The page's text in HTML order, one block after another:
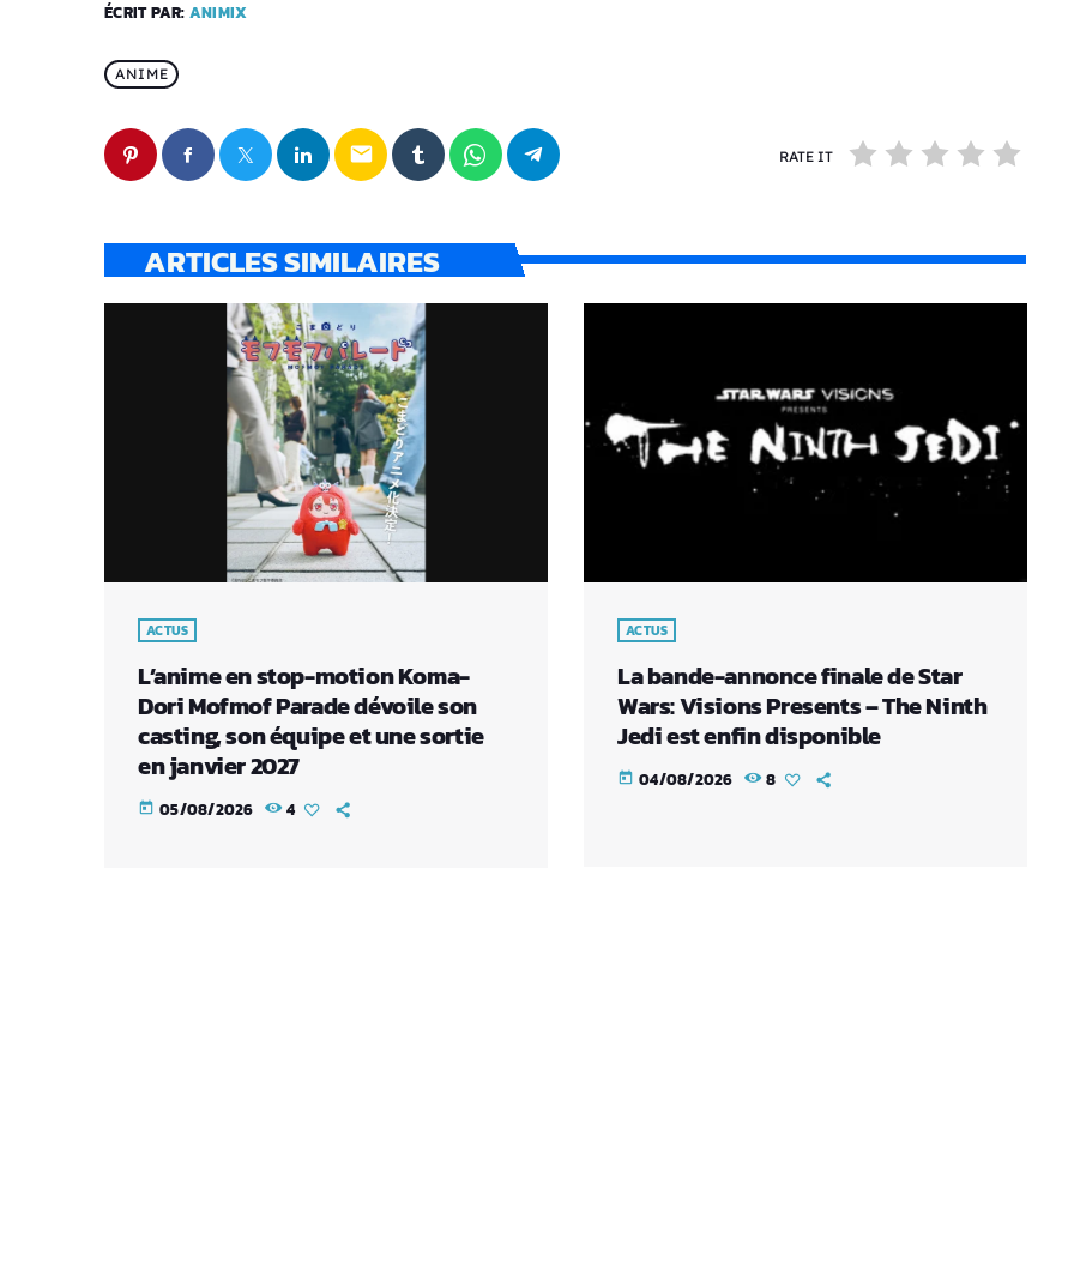
ÉCRIT PAR: ANIMIX
ANIME
email RATE IT
ARTICLES SIMILAIRES
ACTUS
L’anime en stop-motion Koma-
Dori Mofmof Parade dévoile son
casting, son équipe et une sortie
en janvier 2027
today 05/08/2026 4
ACTUS
La bande-annonce finale de Star
Wars: Visions Presents – The Ninth
Jedi est enfin disponible
today 04/08/2026 8